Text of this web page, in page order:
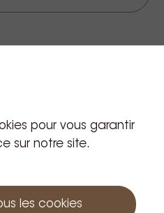
pour vous garantir
sur notre site.
les cookies